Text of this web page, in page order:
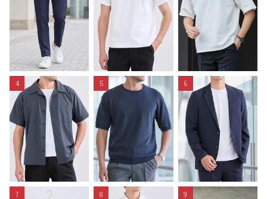
4 5 6
7 8 9